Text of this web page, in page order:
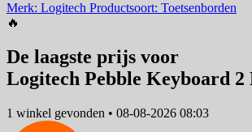
Merk: Logitech Productsoort: Toetsenborden
🔥
De laagste prijs voor
Logitech Pebble Keyboard 2
1 winkel gevonden • 08-08-2026 08:03